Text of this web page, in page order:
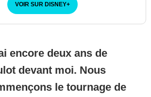
VOIR SUR DISNEY+
encore deux ans de
devant moi. Nous
le tournage de